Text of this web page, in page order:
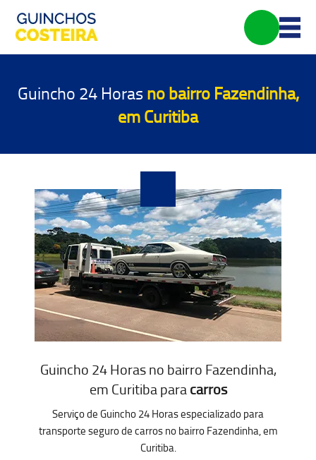
Guincho 24 Horas no bairro Fazendinha,
em Curitiba
Guincho 24 Horas no bairro Fazendinha,
em Curitiba paracarros
Serviço de Guincho 24 Horas especializado para
transporte seguro de carros no bairro Fazendinha, em
Curitiba.